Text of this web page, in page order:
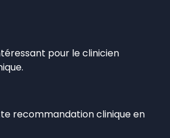
pour le clinicien
recommandation clinique en